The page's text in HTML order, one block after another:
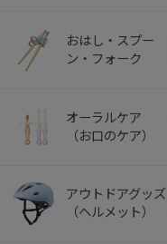
おはし・スプー
ン・フォーク
オーラルケア
（お口のケア）
アウトドアグッズ
（ヘルメット）